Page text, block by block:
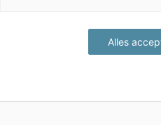
Over ons
Alles